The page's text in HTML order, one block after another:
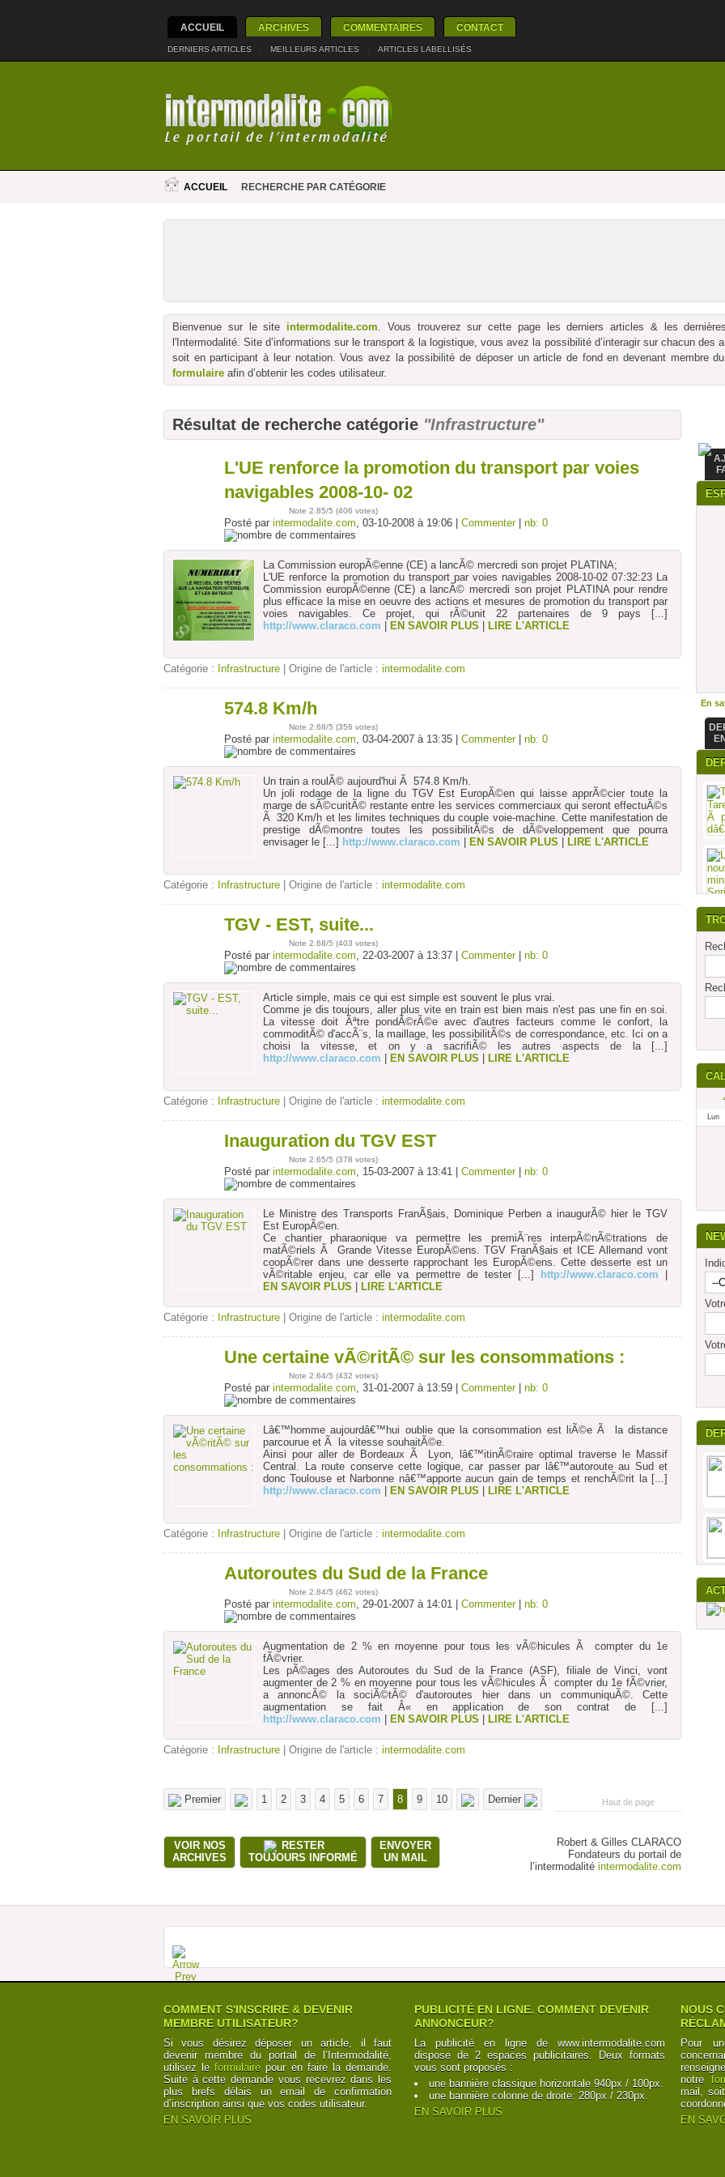
ACCUEIL ARCHIVES COMMENTAIRES CONTACT
DERNIERS ARTICLES | MEILLEURS ARTICLES | ARTICLES LABELLISÉS
ACCUEIL RECHERCHE PAR CATÉGORIE
Bienvenue sur le site intermodalite.com. Vous trouverez sur cette page les derniers articles & les
l'Intermodalité. Site d’informations sur le transport & la logistique, vous avez la possibilité d’interagir sur chacun des
soit en participant à leur notation. Vous avez la possibilité de déposer un article de fond en devenant membre
formulaire afin d’obtenir les codes utilisateur.
Résultat de recherche catégorie "Infrastructure"
L'UE renforce la promotion du transport par voies
navigables 2008-10- 02
Note 2.85/5 (406 votes)
Posté par intermodalite.com, 03-10-2008 à 19:06 | Commenter| nb: 0
La Commission europÃ©enne (CE) a lancÃ© mercredi son projet PLATINA;
L'UE renforce la promotion du transport par voies navigables 2008-10-02 07:32:23 La
Commission europÃ©enne (CE) a lancÃ© mercredi son projet PLATINA pour rendre
plus efficace la mise en oeuvre des actions et mesures de promotion du transport par
voies navigables. Ce projet, qui rÃ©unit 22 partenaires de 9 pays [...]
http://www.claraco.com
EN SAVOIR PLUS LIRE L'ARTICLE
Catégorie : Infrastructure | Origine de l'article : intermodalite.com
574.8 Km/h
Note 2.68/5 (356 votes)
Posté par intermodalite.com, 03-04-2007 à 13:35 | Commenter| nb: 0
Un train a roulÃ© aujourd'hui Ã 574.8 Km/h.
Un joli rodage de la ligne du TGV Est EuropÃ©en qui laisse apprÃ©cier toute la
marge de sÃ©curitÃ© restante entre les services commerciaux qui seront effectuÃ©s
Ã 320 Km/h et les limites techniques du couple voie-machine. Cette manifestation de
prestige dÃ©montre toutes les possibilitÃ©s de dÃ©veloppement que pourra
envisager le [...] http://www.claraco.com EN SAVOIR PLUS LIRE L'ARTICLE
Catégorie : Infrastructure | Origine de l'article : intermodalite.com
TGV - EST, suite...
Note 2.68/5 (403 votes)
Posté par intermodalite.com, 22-03-2007 à 13:37 | Commenter| nb: 0
Article simple, mais ce qui est simple est souvent le plus vrai.
Comme je dis toujours, aller plus vite en train est bien mais n'est pas une fin en soi.
La vitesse doit Ãªtre pondÃ©rÃ©e avec d'autres facteurs comme le confort, la
commoditÃ© d'accÃ¨s, la maillage, les possibilitÃ©s de correspondance, etc. Ici on a
choisi la vitesse, et on y a sacrifiÃ© les autres aspects de la[...]
http://www.claraco.com
EN SAVOIR PLUS LIRE L'ARTICLE
Catégorie : Infrastructure | Origine de l'article : intermodalite.com
Inauguration du TGV EST
Note 2.65/5 (378 votes)
Posté par intermodalite.com, 15-03-2007 à 13:41 | Commenter| nb: 0
Le Ministre des Transports FranÃ§ais, Dominique Perben a inaugurÃ© hier le TGV
Est EuropÃ©en.
Ce chantier pharaonique va permettre les premiÃ¨res interpÃ©nÃ©trations de
matÃ©riels Ã Grande Vitesse EuropÃ©ens. TGV FranÃ§ais et ICE Allemand vont
coopÃ©rer dans une desserte rapprochant les EuropÃ©ens. Cette desserte est un
vÃ©ritable enjeu, car elle va permettre de tester[...] http://www.claraco.com
EN SAVOIR PLUS
LIRE L'ARTICLE
Catégorie : Infrastructure | Origine de l'article : intermodalite.com
Une certaine vÃ©ritÃ© sur les consommations :
Note 2.64/5 (432 votes)
Posté par intermodalite.com, 31-01-2007 à 13:59 | Commenter| nb: 0
Lâ€™homme aujourdâ€™hui oublie que la consommation est liÃ©e Ã la distance
parcourue et Ã la vitesse souhaitÃ©e.
Ainsi pour aller de Bordeaux Ã Lyon, lâ€™itinÃ©raire optimal traverse le Massif
Central. La route conserve cette logique, car passer par lâ€™autoroute au Sud et
donc Toulouse et Narbonne nâ€™apporte aucun gain de temps et renchÃ©rit la[...]
http://www.claraco.com
EN SAVOIR PLUS LIRE L'ARTICLE
Catégorie : Infrastructure | Origine de l'article : intermodalite.com
Autoroutes du Sud de la France
Note 2.84/5 (462 votes)
Posté par intermodalite.com, 29-01-2007 à 14:01 | Commenter| nb: 0
Augmentation de 2 % en moyenne pour tous les vÃ©hicules Ã compter du 1e
fÃ©vrier.
Les pÃ©ages des Autoroutes du Sud de la France (ASF), filiale de Vinci, vont
augmenter de 2 % en moyenne pour tous les vÃ©hicules Ã compter du 1e fÃ©vrier,
a annoncÃ© la sociÃ©tÃ© d'autoroutes hier dans un communiquÃ©. Cette
augmentation se fait Â« en application de son contrat de [...]
http://www.claraco.com
EN SAVOIR PLUS LIRE L'ARTICLE
Catégorie : Infrastructure | Origine de l'article : intermodalite.com
Premier 1 2 3 4 5 6 7 8 9 10 Dernier Haut de page
VOIR NOS
ARCHIVES
RESTER
TOUJOURS INFORMÉ
ENVOYER
UN MAIL
Robert & Gilles CLARACO
Fondateurs du portail de
l’intermodalité intermodalite.com
En
Lun
COMMENT S'INSCRIRE & DEVENIR
MEMBRE UTILISATEUR?
Si vous désirez déposer un article, il faut
devenir membre du portail de l’Intermodalité,
utilisez leformulaire pour en faire la demande.
Suite à cette demande vous recevrez dans les
plus brefs délais un email de confirmation
d’inscription ainsi que vos codes utilisateur.
EN SAVOIR PLUS
PUBLICITÉ EN LIGNE. COMMENT DEVENIR
ANNONCEUR?
La publicité en ligne de www.intermodalite.com
dispose de 2 espaces publicitaires. Deux formats
vous sont proposés :
une bannière classique horizontale 940px / 100px.
une bannière colonne de droite: 280px / 230px.
EN SAVOIR PLUS
NOUS
Pour
notre
mail,
EN